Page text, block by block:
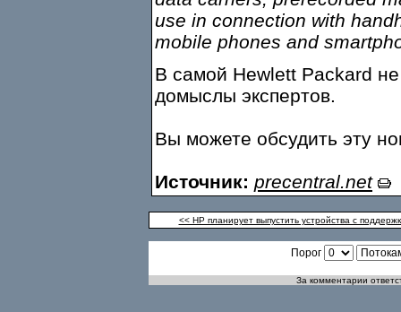
use in connection with
mobile phones and
В самой Hewlett Packard
домыслы экспертов.
Вы можете обсудить эту
Источник: precentral.net
<< HP планирует выпустить устройства с
Порог
За комментарии